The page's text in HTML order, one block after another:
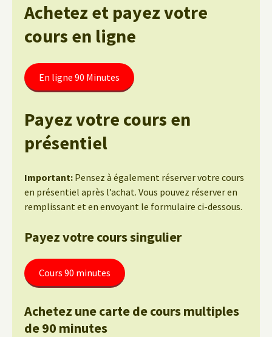
Achetez et payez votre
cours en ligne
En ligne 90 Minutes
Payez votre cours en
présentiel
Important: Pensez à également réserver votre cours
en présentiel après l’achat. Vous pouvez réserver en
remplissant et en envoyant le formulaire ci-dessous.
Payez votre cours singulier
Cours 90 minutes
Achetez une carte de cours multiples
de 90 minutes